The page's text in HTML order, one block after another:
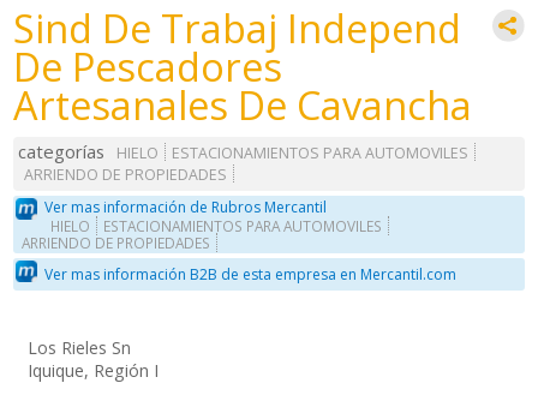
Sind De Trabaj Independ
De Pescadores
Artesanales De Cavancha
categorías HIELO
ESTACIONAMIENTOS PARA AUTOMOVILES
ARRIENDO DE PROPIEDADES
Ver mas información de Rubros Mercantil
HIELO
ESTACIONAMIENTOS PARA AUTOMOVILES
ARRIENDO DE PROPIEDADES
Ver mas información B2B de esta empresa en Mercantil.com
Los Rieles Sn
Iquique, Región I